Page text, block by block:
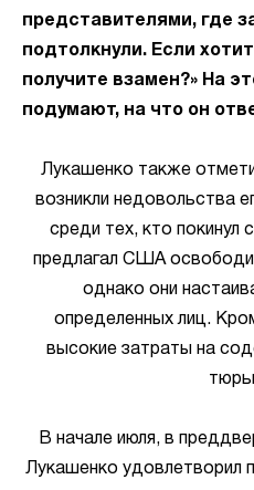
представителями, где
подтолкнули. Если
получите взамен?» На
подумают, на что он
Лукашенко также
возникли недовольства
среди тех, кто покинул
предлагал США
однако они
определенных лиц.
высокие затраты на
В начале июля, в
Лукашенко удовлетворил